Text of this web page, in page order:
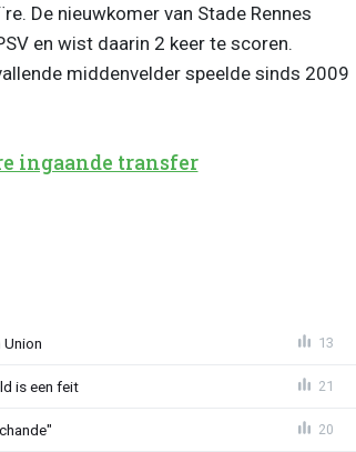
De nieuwkomer van Stade Rennes
en wist daarin 2 keer te scoren.
middenvelder speelde sinds 2009
ingaande transfer
13
is een feit 21
20